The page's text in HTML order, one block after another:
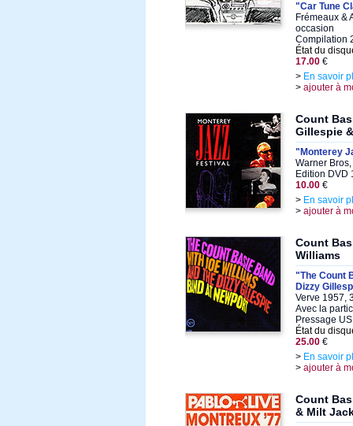
"Car Tune
Frémeaux &
occasion
Compilation
État du
17.00 €
> En savoir
> ajouter à
Count
Gillespie
"Monterey
Warner
Edition DVD
10.00 €
> En savoir
> ajouter à
Count
Williams
"The Count
Dizzy
Verve 1957,
Avec la
Pressage
État du
25.00 €
> En savoir
> ajouter à
Count
& Milt